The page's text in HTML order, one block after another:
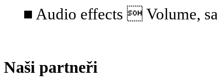
■ Audio effects  Volume,
Naši partneři